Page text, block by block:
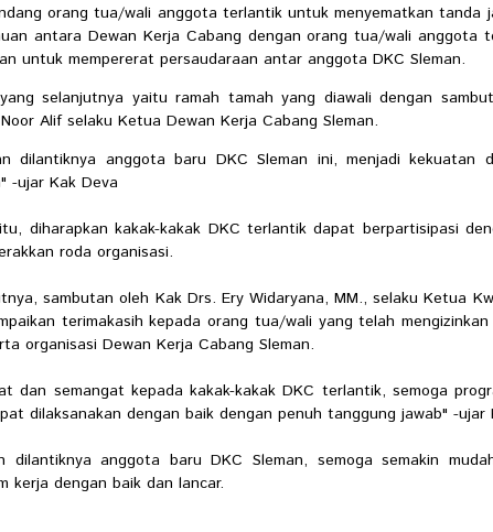
orang tua/wali anggota terlantik untuk menyematkan tanda
antara Dewan Kerja Cabang dengan orang tua/wali anggota
untuk mempererat persaudaraan antar anggota DKC Sleman.
selanjutnya yaitu ramah tamah yang diawali dengan
Alif selaku Ketua Dewan Kerja Cabang Sleman.
dilantiknya anggota baru DKC Sleman ini, menjadi kekuatan
-ujar Kak Deva
diharapkan kakak-kakak DKC terlantik dapat berpartisipasi
roda organisasi.
sambutan oleh Kak Drs. Ery Widaryana, MM., selaku Ketua
terimakasih kepada orang tua/wali yang telah
organisasi Dewan Kerja Cabang Sleman.
dan semangat kepada kakak-kakak DKC terlantik, semoga
dilaksanakan dengan baik dengan penuh tanggung jawab" -ujar
dilantiknya anggota baru DKC Sleman, semoga semakin
kerja dengan baik dan lancar.